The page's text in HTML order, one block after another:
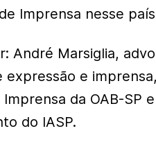
Imprensa nesse
André Marsiglia,
expressão e
da OAB-SP
do IASP.